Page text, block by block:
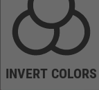
INVERT COLORS